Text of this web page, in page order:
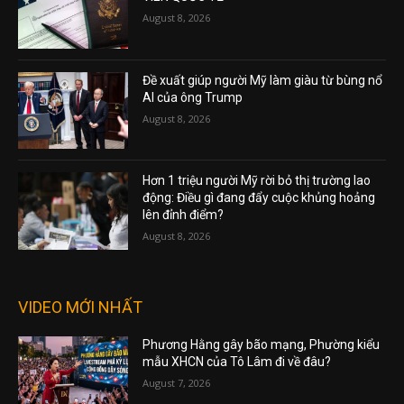
August 8, 2026
Đề xuất giúp người Mỹ làm giàu từ bùng nổ
AI của ông Trump
August 8, 2026
Hơn 1 triệu người Mỹ rời bỏ thị trường lao
động: Điều gì đang đẩy cuộc khủng hoảng
lên đỉnh điểm?
August 8, 2026
VIDEO MỚI NHẤT
Phương Hằng gây bão mạng, Phường kiểu
mẫu XHCN của Tô Lâm đi về đâu?
August 7, 2026